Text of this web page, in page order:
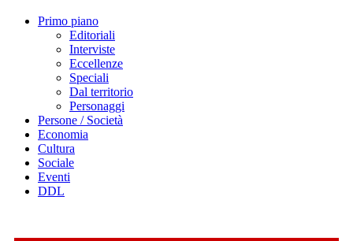
Primo piano
Editoriali
Interviste
Eccellenze
Speciali
Dal territorio
Personaggi
Persone / Società
Economia
Cultura
Sociale
Eventi
DDL